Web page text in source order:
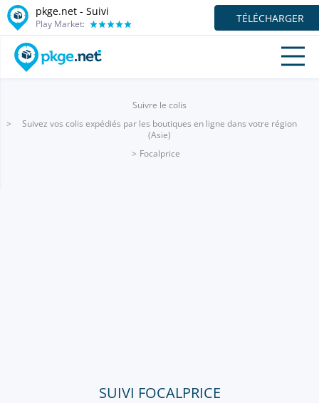
pkge.net - Suivi
Play Market: TÉLÉCHARGER
Suivre le colis
Suivez vos colis expédiés par les boutiques en ligne dans votre région
(Asie)
Focalprice
SUIVI FOCALPRICE